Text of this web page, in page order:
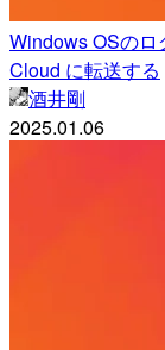
Windows OSの
Cloud に転送する
酒井剛
2025.01.06